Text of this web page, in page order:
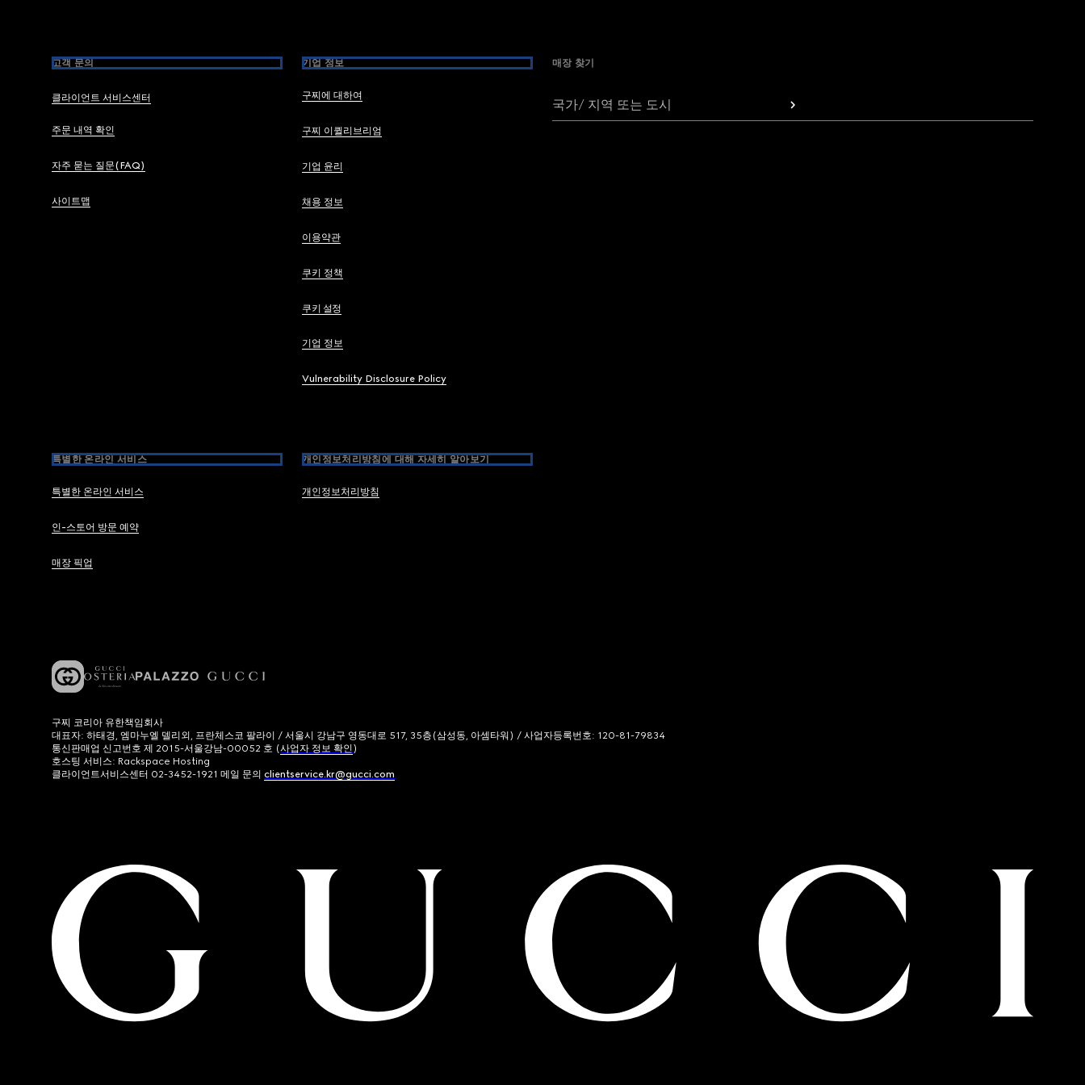
고객 문의
클라이언트 서비스센터
주문 내역 확인
자주 묻는 질문(FAQ)
사이트맵
기업 정보
구찌에 대하여
구찌 이퀼리브리엄
기업 윤리
채용 정보
이용약관
쿠키 정책
쿠키 설정
기업 정보
Vulnerability Disclosure Policy
특별한 온라인 서비스
특별한 온라인 서비스
인-스토어 방문 예약
매장 픽업
개인정보처리방침에 대해 자세히 알아보기
개인정보처리방침
매장 찾기
국가/ 지역 또는 도시
구찌 코리아 유한책임회사
대표자: 하태경, 엠마누엘 델리외, 프란체스코 팔라이 / 서울시 강남구 영동대로 517, 35층(삼성동, 아셈타워) / 사업자등록번호: 120-81-79834
통신판매업 신고번호 제 2015-서울강남-00052 호 (사업자 정보 확인)
호스팅 서비스: Rackspace Hosting
클라이언트서비스센터 02-3452-1921 메일 문의 clientservice.kr@gucci.com